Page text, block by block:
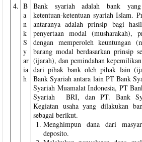
4. B
a
n
k
S
y
ar
ia
h
Bank syariah adalah bank
ketentuan-ketentuan syariah Islam.
antaranya adalah prinsip bagi
penyertaan modal
dengan memperoleh keuntungan
barang modal berdasarkan prinsip
(ijarah), dan pemindahan
dari pihak bank oleh pihak lain
Bank Syariah antara lain PT Bank
Syariah Muamalat Indonesia, PT
Syariah BRI, dan PT. Bank
Kegiatan usaha yang dilakukan
sebagai berikut.
Menghimpun dana dari
deposito.